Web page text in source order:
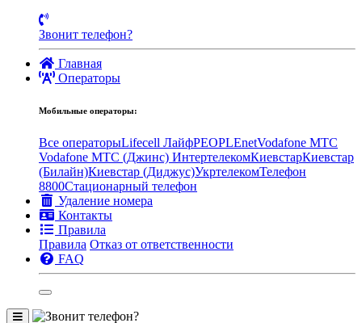
Звонит телефон?
Главная
Операторы
Мобильные операторы:
Все операторыLifecell ЛайфPEOPLEnetVodafone MTC
Vodafone МТС (Джинс) ИнтертелекомКиевстарКиевстар
(Билайн)Киевстар (Диджус)УкртелекомТелефон
8800Стационарный телефон
Удаление номера
Контакты
Правила
Правила Отказ от ответственности
FAQ